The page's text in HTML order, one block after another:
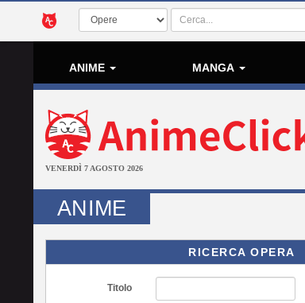
ANIME MANGA
VENERDÌ 7 AGOSTO 2026
ANIME
RICERCA OPERA
Titolo